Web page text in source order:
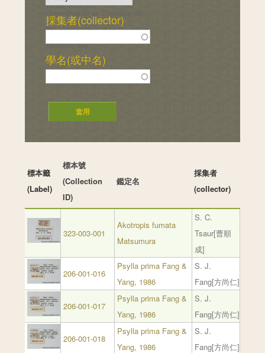
instead of "Any".
first selected term will be the default
instead of "Any".
採集者(collector)
學名(或中名)
標本籤
(Label)
標本號
(Collection
ID)
鑑定名
採集者
(collector)
323-003-001
Akotropis fumata
Matsumura
S. C.
Tsaur[曹順
成]
206-001-016
Psylla prima Fang &
Yang, 1986
S. J.
Fang[方尚仁]
206-001-017
Psylla prima Fang &
Yang, 1986
S. J.
Fang[方尚仁]
206-001-018
Psylla prima Fang &
Yang, 1986
S. J.
Fang[方尚仁]